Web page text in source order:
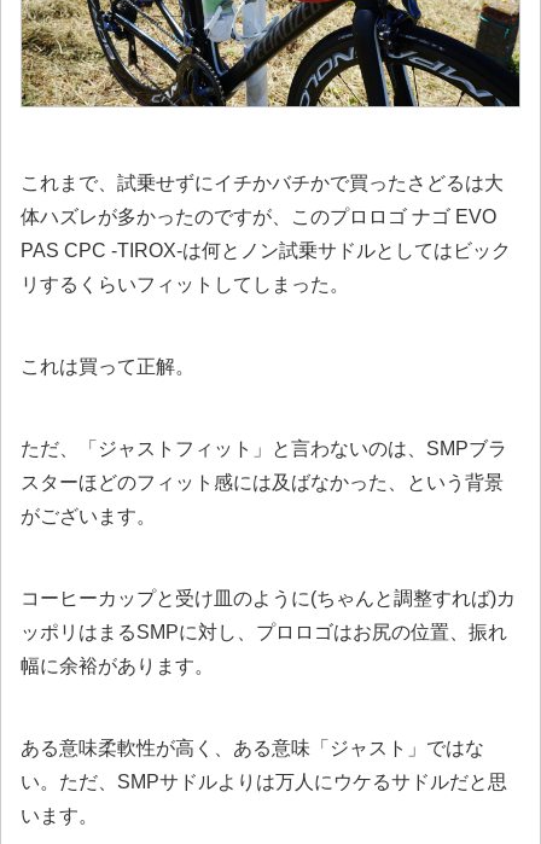
これまで、試乗せずにイチかバチかで買ったさどるは大
体ハズレが多かったのですが、このプロロゴ ナゴ EVO
PAS CPC -TIROX-は何とノン試乗サドルとしてはビック
リするくらいフィットしてしまった。
これは買って正解。
ただ、「ジャストフィット」と言わないのは、SMPブラ
スターほどのフィット感には及ばなかった、という背景
がございます。
コーヒーカップと受け皿のように(ちゃんと調整すれば)カ
ッポリはまるSMPに対し、プロロゴはお尻の位置、振れ
幅に余裕があります。
ある意味柔軟性が高く、ある意味「ジャスト」ではな
い。ただ、SMPサドルよりは万人にウケるサドルだと思
います。